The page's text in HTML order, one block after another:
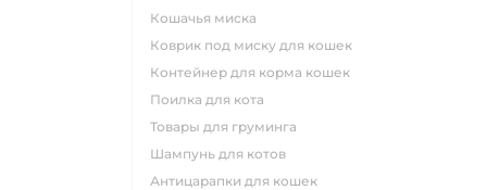
кошачья миска
коврик под миску для кошек
контейнер для корма кошек
поилка для кота
товары для груминга
шампунь для котов
антицарапки для кошек